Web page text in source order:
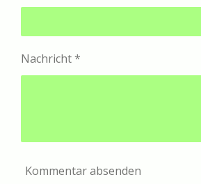
Nachricht *
Kommentar absenden